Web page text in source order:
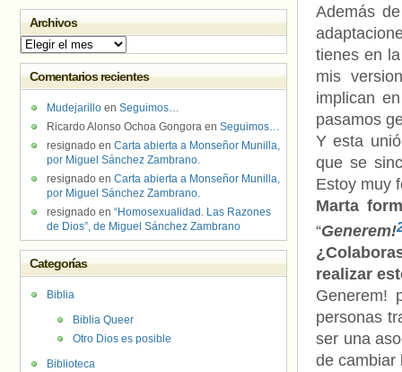
Además
tienes en
mis
implican
pasamos
Y esta
que se
Estoy muy
Marta
“Generem!
realizar
Generem!
personas
ser una
de cambiar
Archivos
Archivos
Comentarios recientes
Mudejarillo en Seguimos…
Ricardo Alonso Ochoa Gongora en Seguimos…
resignado en Carta abierta a Monseñor Munilla,
por Miguel Sánchez Zambrano.
resignado en Carta abierta a Monseñor Munilla,
por Miguel Sánchez Zambrano.
resignado en “Homosexualidad. Las Razones
de Dios”, de Miguel Sánchez Zambrano
Categorías
Biblia
Biblia Queer
Otro Dios es posible
Biblioteca